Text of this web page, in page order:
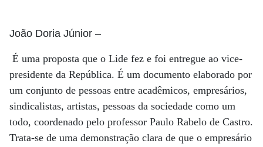
João Doria Júnior –
É uma proposta que o Lide fez e foi entregue ao vice-
presidente da República. É um documento elaborado por
um conjunto de pessoas entre acadêmicos, empresários,
sindicalistas, artistas, pessoas da sociedade como um
todo, coordenado pelo professor Paulo Rabelo de Castro.
Trata-se de uma demonstração clara de que o empresário